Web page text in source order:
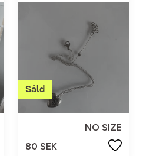
NO SIZE
80 SEK